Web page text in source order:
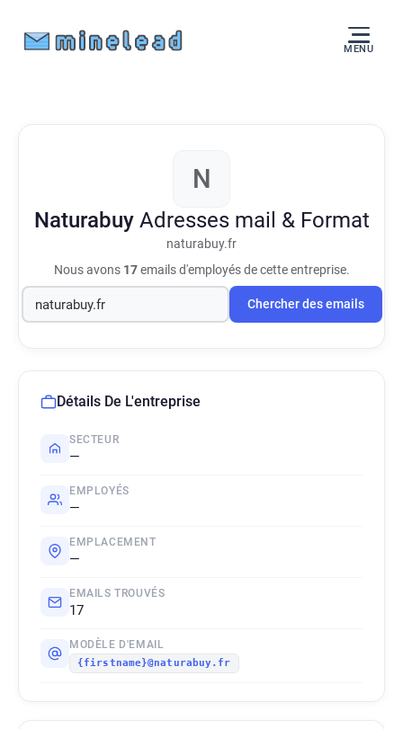
MENU
N
Naturabuy Adresses mail & Format
naturabuy.fr
Nous avons 17emails d'employés de cette entreprise.
Chercher des emails
Détails De L'entreprise
SECTEUR
—
EMPLOYÉS
—
EMPLACEMENT
—
EMAILS TROUVÉS
17
MODÈLE D'EMAIL
{firstname}@naturabuy.fr